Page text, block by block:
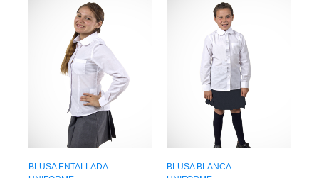
BLUSA ENTALLADA –
BLUSA BLANCA –